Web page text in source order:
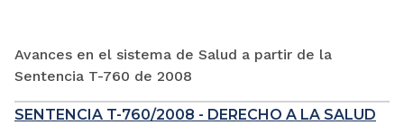
Avances en el sistema de Salud a partir de la
Sentencia T-760 de 2008
SENTENCIA T-760/2008 - DERECHO A LA SALUD